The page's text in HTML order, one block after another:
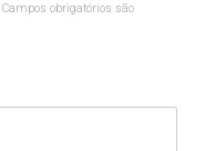
Campos obrigatórios são